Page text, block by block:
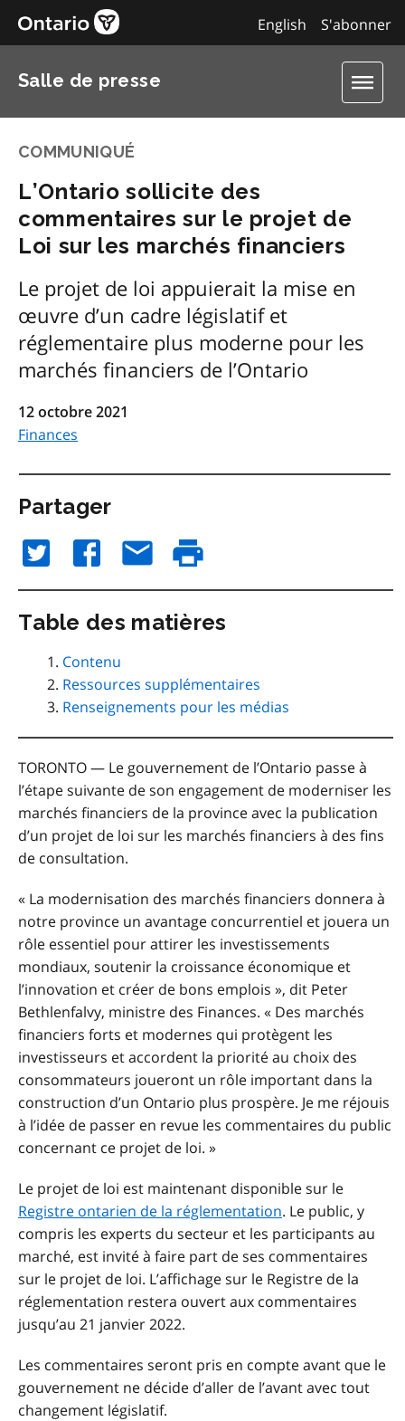
S'abonner
English
Salle de presse
COMMUNIQUÉ
L’Ontario sollicite des
commentaires sur le projet de
Loi sur les marchés financiers
Le projet de loi appuierait la mise en
œuvre d’un cadre législatif et
réglementaire plus moderne pour les
marchés financiers de l’Ontario
12 octobre 2021
Finances
Partager
Table des matières
Contenu
Ressources supplémentaires
Renseignements pour les médias
TORONTO — Le gouvernement de l’Ontario passe à
l’étape suivante de son engagement de moderniser les
marchés financiers de la province avec la publication
d’un projet de loi sur les marchés financiers à des fins
de consultation.
« La modernisation des marchés financiers donnera à
notre province un avantage concurrentiel et jouera un
rôle essentiel pour attirer les investissements
mondiaux, soutenir la croissance économique et
l’innovation et créer de bons emplois », dit Peter
Bethlenfalvy, ministre des Finances. « Des marchés
financiers forts et modernes qui protègent les
investisseurs et accordent la priorité au choix des
consommateurs joueront un rôle important dans la
construction d’un Ontario plus prospère. Je me réjouis
à l’idée de passer en revue les commentaires du public
concernant ce projet de loi. »
Le projet de loi est maintenant disponible sur le
Registre ontarien de la réglementation. Le public, y
compris les experts du secteur et les participants au
marché, est invité à faire part de ses commentaires
sur le projet de loi. L’affichage sur le Registre de la
réglementation restera ouvert aux commentaires
jusqu’au 21 janvier 2022.
Les commentaires seront pris en compte avant que le
gouvernement ne décide d’aller de l’avant avec tout
changement législatif.